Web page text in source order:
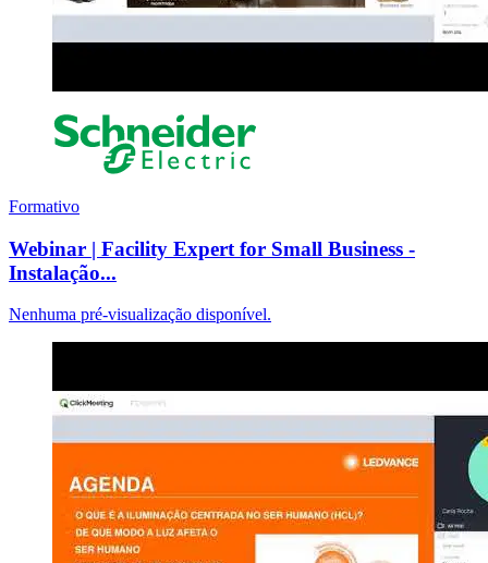
Formativo
Webinar | Facility Expert for Small Business -
Instalação...
Nenhuma pré-visualização disponível.